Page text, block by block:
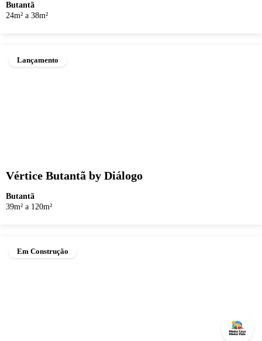
Butantã
24m² a 38m²
Lançamento
Vértice Butantã by Diálogo
Butantã
39m² a 120m²
Em Construção